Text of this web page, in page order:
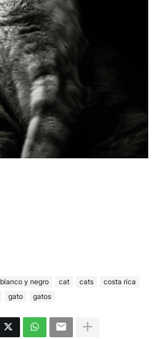
blanco y negro cat cats
costa rica
gato gatos